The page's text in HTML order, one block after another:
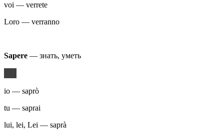
voi — verrete
Loro — verranno
Sapere — знать, уметь
io — saprò
tu — saprai
lui, lei, Lei — saprà